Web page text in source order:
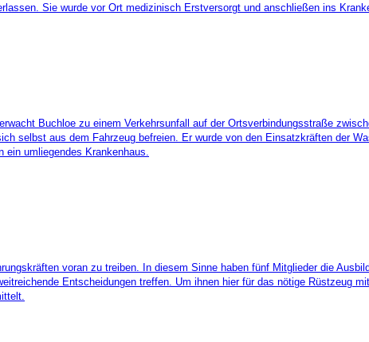
Sie wurde vor Ort medizinisch Erstversorgt und anschließen ins
Buchloe zu einem Verkehrsunfall auf der Ortsverbindungsstraße
selbst aus dem Fahrzeug befreien. Er wurde von den Einsatzkräften der
ein umliegendes Krankenhaus.
voran zu treiben. In diesem Sinne haben fünf Mitglieder die
Entscheidungen treffen. Um ihnen hier für das nötige Rüstzeug